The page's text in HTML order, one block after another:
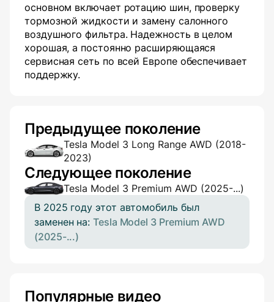
основном включает ротацию шин, проверку
тормозной жидкости и замену салонного
воздушного фильтра. Надежность в целом
хорошая, а постоянно расширяющаяся
сервисная сеть по всей Европе обеспечивает
поддержку.
Предыдущее поколение
Tesla Model 3 Long Range AWD (2018-
2023)
Следующее поколение
Tesla Model 3 Premium AWD (2025-...)
В 2025 году этот автомобиль был
заменен на:Tesla Model 3 Premium AWD
(2025-...)
Популярные видео